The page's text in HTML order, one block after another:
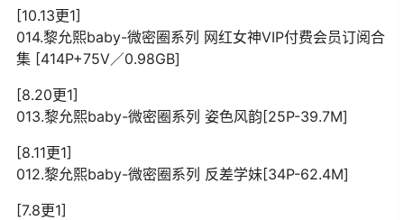
[10.13更1]
014.黎允熙baby-微密圈系列 网红女神VIP付费会员订阅合
集 [414P+75V／0.98GB]
[8.20更1]
013.黎允熙baby-微密圈系列 姿色风韵[25P-39.7M]
[8.11更1]
012.黎允熙baby-微密圈系列 反差学妹[34P-62.4M]
[7.8更1]